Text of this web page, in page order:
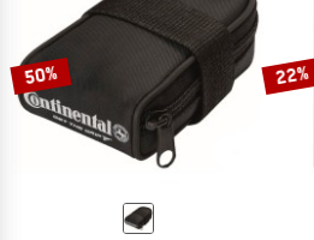
50% 22%